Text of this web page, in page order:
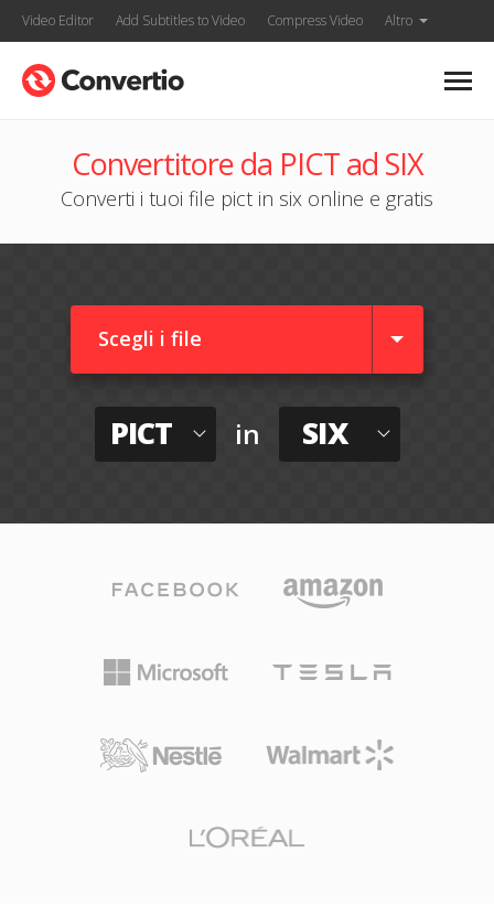
Video Editor Add Subtitles to Video Compress Video Altro
Convertitore da PICT ad SIX
Converti i tuoi file pict in six online e gratis
Scegli i file
PICT in SIX